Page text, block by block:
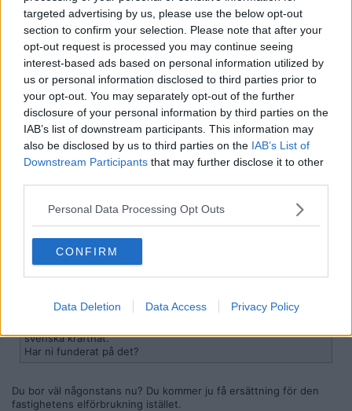
targeted advertising by us, please use the below opt-out
section to confirm your selection. Please note that after your
opt-out request is processed you may continue seeing
interest-based ads based on personal information utilized by
us or personal information disclosed to third parties prior to
your opt-out. You may separately opt-out of the further
disclosure of your personal information by third parties on the
IAB’s list of downstream participants. This information may
also be disclosed by us to third parties on the IAB’s List of
Downstream Participants that may further disclose it to other
Personal Data Processing Opt Outs
CONFIRM
Data Deletion Data Access Privacy Policy
Står du på uttagspunktens elnätsavtal den 17 november 2022
kommer du alltså få stöd baserat på uttagspunktens historiska
förbrukning från oktober 2021-september 2022. Alltså får du stöd
för den el som exempelvis huset (elanläggning) har använt under
den perioden.
2022-12-08, 22:45 #
Medlem
Reg: Okt 2005
Inlägg: 6 100
En fråga om elstödet. Enligt vad jag sett så betalas det ut till
den som äger abonnemanget 17 nov och det betyder ju att
Rimligen borde vi få den del av bidraget som gäller 1 okt -21
okt och 2 april. Resten är ren matematik! Och enligt mina
beräkningar handlar det om ca 12000:- som jag borde få.
svenska kraftnät.
Har ni funderat på det?
Du bor väl någonstans nu? Du kommer ju få ersättning för den
fastighetens elförbrukning istället.